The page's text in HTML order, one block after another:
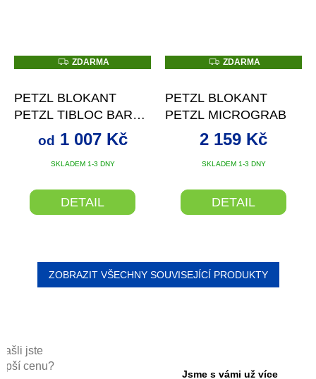
jste
cenu?
Jsme s vámi už více
Z
D
M
A
ZDARMA
PETZL BLOKANT
PETZL TIBLOC BARVA
+ SLEVA SE
SLEVOVÝM KÓDEM
SKLADEM 1-3 DNY
od 1 007 Kč
DETAIL
Z
D
M
A
ZDARMA
PETZL BLOKANT
PETZL MICROGRAB
SKLADEM 1-3 DNY
2 159 Kč
DETAIL
ZOBRAZIT VŠECHNY SOUVISEJÍCÍ PRODUKTY